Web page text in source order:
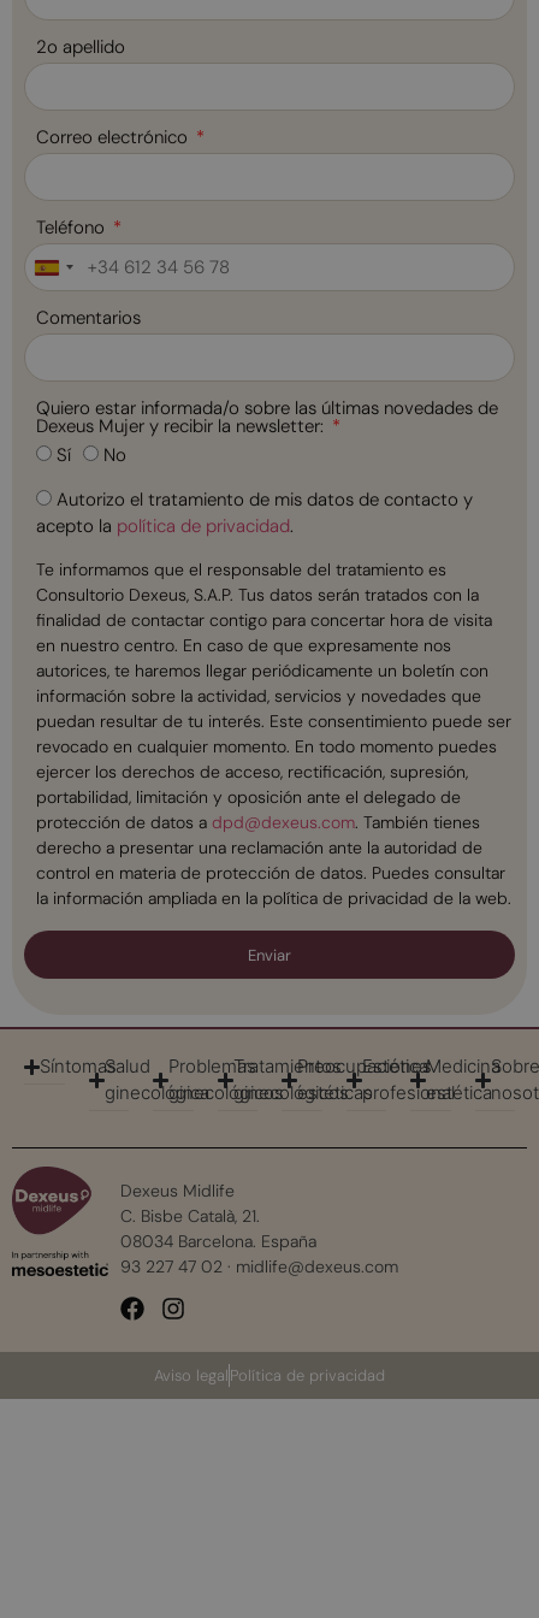
2o apellido
Correo electrónico
Teléfono
Spain
Comentarios
Quiero estar informada/o sobre las últimas novedades de
Dexeus Mujer y recibir la newsletter:
Sí
No
Autorizo el tratamiento de mis datos de contacto y
acepto la política de privacidad.
Te informamos que el responsable del tratamiento es
Consultorio Dexeus, S.A.P. Tus datos serán tratados con la
finalidad de contactar contigo para concertar hora de visita
en nuestro centro. En caso de que expresamente nos
autorices, te haremos llegar periódicamente un boletín con
información sobre la actividad, servicios y novedades que
puedan resultar de tu interés. Este consentimiento puede ser
revocado en cualquier momento. En todo momento puedes
ejercer los derechos de acceso, rectificación, supresión,
portabilidad, limitación y oposición ante el delegado de
protección de datos a dpd@dexeus.com. También tienes
derecho a presentar una reclamación ante la autoridad de
control en materia de protección de datos. Puedes consultar
la información ampliada en la política de privacidad de la web.
Enviar
SíntomasSalud
ginecológica
Problemas
ginecológicos
Tratamientos
ginecológicos
Preocupaciones
estéticas
Estética
profesional
Medicina
estética
Sobre
Dexeus Midlife
C. Bisbe Català, 21.
08034 Barcelona. España
93 227 47 02 · midlife@dexeus.com
Aviso legalPolítica de privacidad